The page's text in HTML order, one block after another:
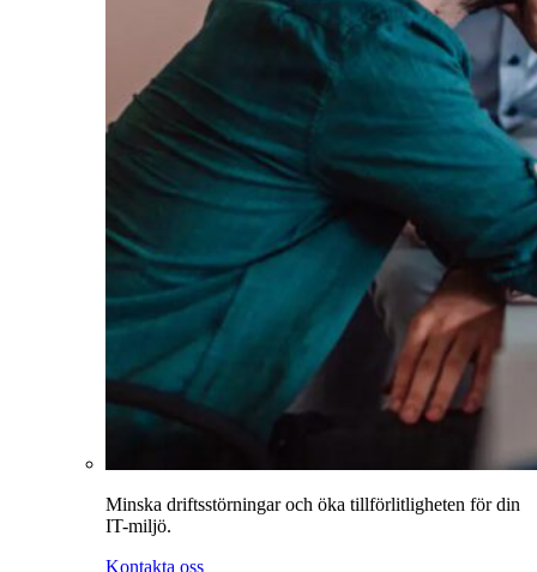
Minska driftsstörningar och öka tillförlitligheten för din
IT-miljö.
Kontakta oss